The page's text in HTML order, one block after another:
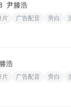
尹滕浩
片 广告配音 旁白
浩
片 广告配音 旁白